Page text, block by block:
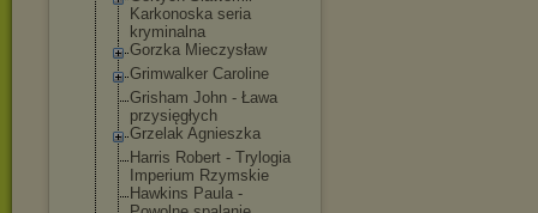
Karkonoska seria
kryminalna
Gorzka Mieczysław
Grimwalker Caroline
Grisham John - Ława
przysięgłych
Grzelak Agnieszka
Harris Robert - Trylogia
Imperium Rzymskie
Hawkins Paula -